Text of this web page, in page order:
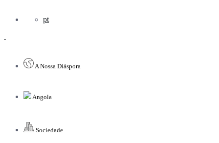
pt
A Nossa Diáspora
Angola
Sociedade